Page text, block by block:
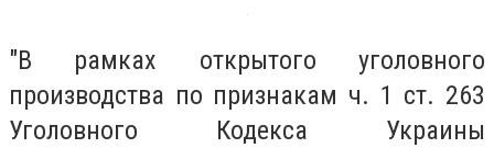
"В рамках открытого уголовного
производства по признакам ч. 1 ст. 263
Уголовного Кодекса Украины